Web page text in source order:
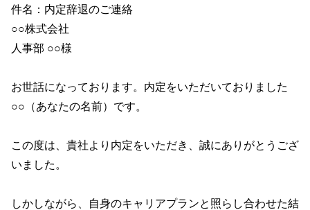
件名：内定辞退のご連絡
○○株式会社
人事部 ○○様
お世話になっております。内定をいただいておりました
○○（あなたの名前）です。
この度は、貴社より内定をいただき、誠にありがとうござ
いました。
しかしながら、自身のキャリアプランと照らし合わせた結